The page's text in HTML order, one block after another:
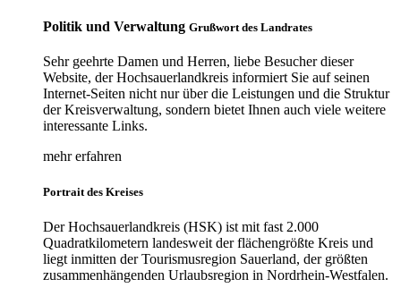
Politik und Verwaltung Grußwort des Landrates
Sehr geehrte Damen und Herren, liebe Besucher dieser
Website, der Hochsauerlandkreis informiert Sie auf seinen
Internet-Seiten nicht nur über die Leistungen und die Struktur
der Kreisverwaltung, sondern bietet Ihnen auch viele weitere
interessante Links.
mehr erfahren
Portrait des Kreises
Der Hochsauerlandkreis (HSK) ist mit fast 2.000
Quadratkilometern landesweit der flächengrößte Kreis und
liegt inmitten der Tourismusregion Sauerland, der größten
zusammenhängenden Urlaubsregion in Nordrhein-Westfalen.